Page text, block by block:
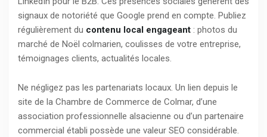
signaux de notoriété que Google prend en compte. Publiez
régulièrement du contenu local engageant : photos du
marché de Noël colmarien, coulisses de votre entreprise,
témoignages clients, actualités locales.
Ne négligez pas les partenariats locaux. Un lien depuis le
site de la Chambre de Commerce de Colmar, d’une
association professionnelle alsacienne ou d’un partenaire
commercial établi possède une valeur SEO considérable.